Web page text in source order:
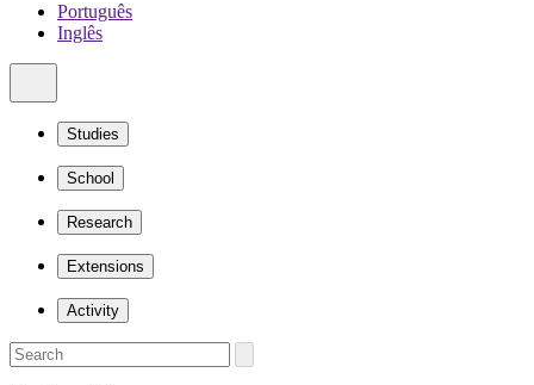
Português
Inglês
Studies
School
Research
Extensions
Activity